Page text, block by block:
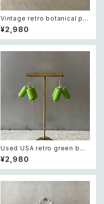
Vintage retro botanical pe
arl×bijou brooch レトロ ヴィ
ンテージ アクセサリー ボタニカ
ル パール×ビジュー ドレープ チ
¥2,980
Used USA retro green bea
ds pierce レトロ アメリカ ユ
ーズド アクセサリー グリーン ビ
ーズ ピアス/イヤリング
¥2,980